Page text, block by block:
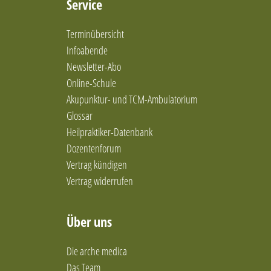
Ernährung nach den 5 Elementen
Ernährungsberatung / Darmgesundheit
Ernährungsberatung nach Metabolic Balance
Ernährungsberatung und mikrobiologische
Therapie (Darmgesundheit)
Ernährungstherapie
Ernährungstherapie / Gewichtsregulation
Ernährungstherapie/Gewichtsregulation
Familienaufstellung in Einzelsitzung
Feldenkrais-Methode
Frauengesundheit und Coaching
Fußreflexzonentherapie
ganzheitliche Physiotherapie
Psychotherapie
Geistige Behandlungsmethoden
Service
Terminübersicht
Infoabende
Newsletter-Abo
Online-Schule
Akupunktur- und TCM-Ambulatorium
Glossar
Heilpraktiker-Datenbank
Dozentenforum
Vertrag kündigen
Vertrag widerrufen
Über uns
Die arche medica
Das Team